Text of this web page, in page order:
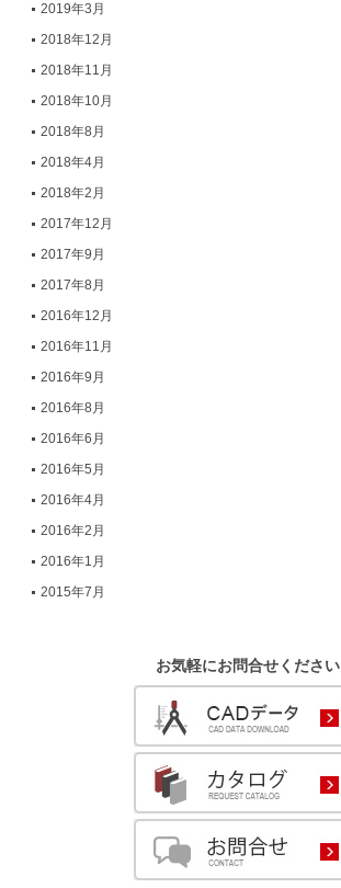
2019年3月
2018年12月
2018年11月
2018年10月
2018年8月
2018年4月
2018年2月
2017年12月
2017年9月
2017年8月
2016年12月
2016年11月
2016年9月
2016年8月
2016年6月
2016年5月
2016年4月
2016年2月
2016年1月
2015年7月
お気軽にお問合せください